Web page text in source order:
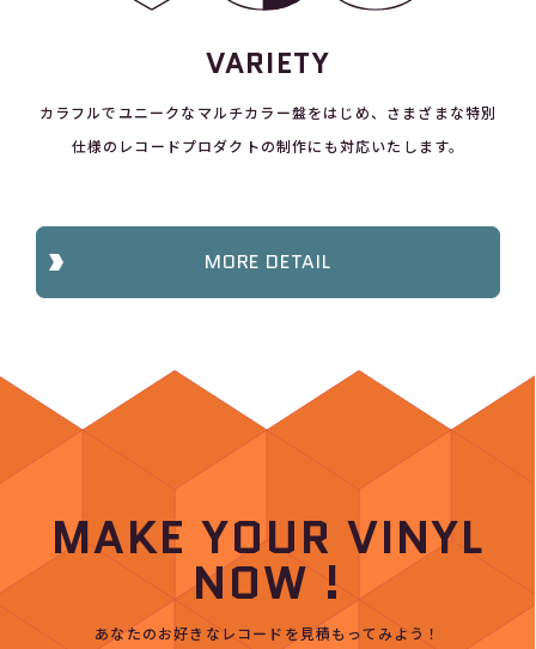
VARIETY
カラフルでユニークなマルチカラー盤をはじめ、さまざまな特別
仕様のレコードプロダクトの制作にも対応いたします。
MORE DETAIL
MAKE YOUR VINYL
NOW !
あなたのお好きなレコードを見積もってみよう！